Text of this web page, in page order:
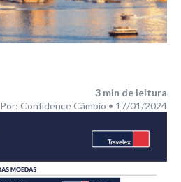
3 min de leitura
Por: Confidence Câmbio • 17/01/2024